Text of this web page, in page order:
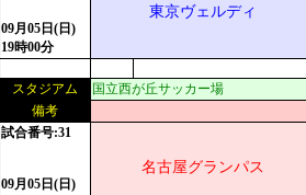
09月05日(日)
19時00分
東京ヴェルディ
スタジアム
国立西が丘サッカー場
備考
試合番号:31
09月05日(日)
名古屋グランパス